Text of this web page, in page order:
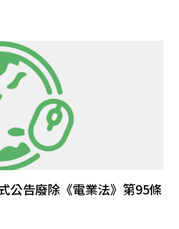
公告廢除《電業法》第95條